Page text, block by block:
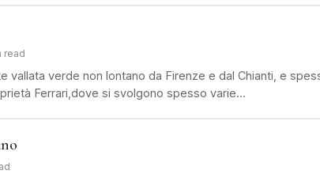
read
vallata verde non lontano da Firenze e dal Chianti, e
Ferrari,dove si svolgono spesso varie…